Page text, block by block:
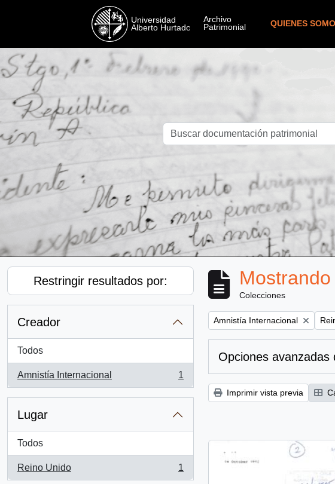
QUIENES
Restringir resultados por:
Creador
Todos
Amnistía Internacional
, 1 resultados
1
Lugar
Todos
Reino Unido
, 1 resultados
1
Colecciones
Remove filter:
Amnistía Internacional
Opciones avanzadas
Imprimir vista previa